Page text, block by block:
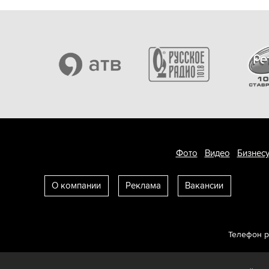
Фото Видео
О компании Реклама Вакансии
Телефон